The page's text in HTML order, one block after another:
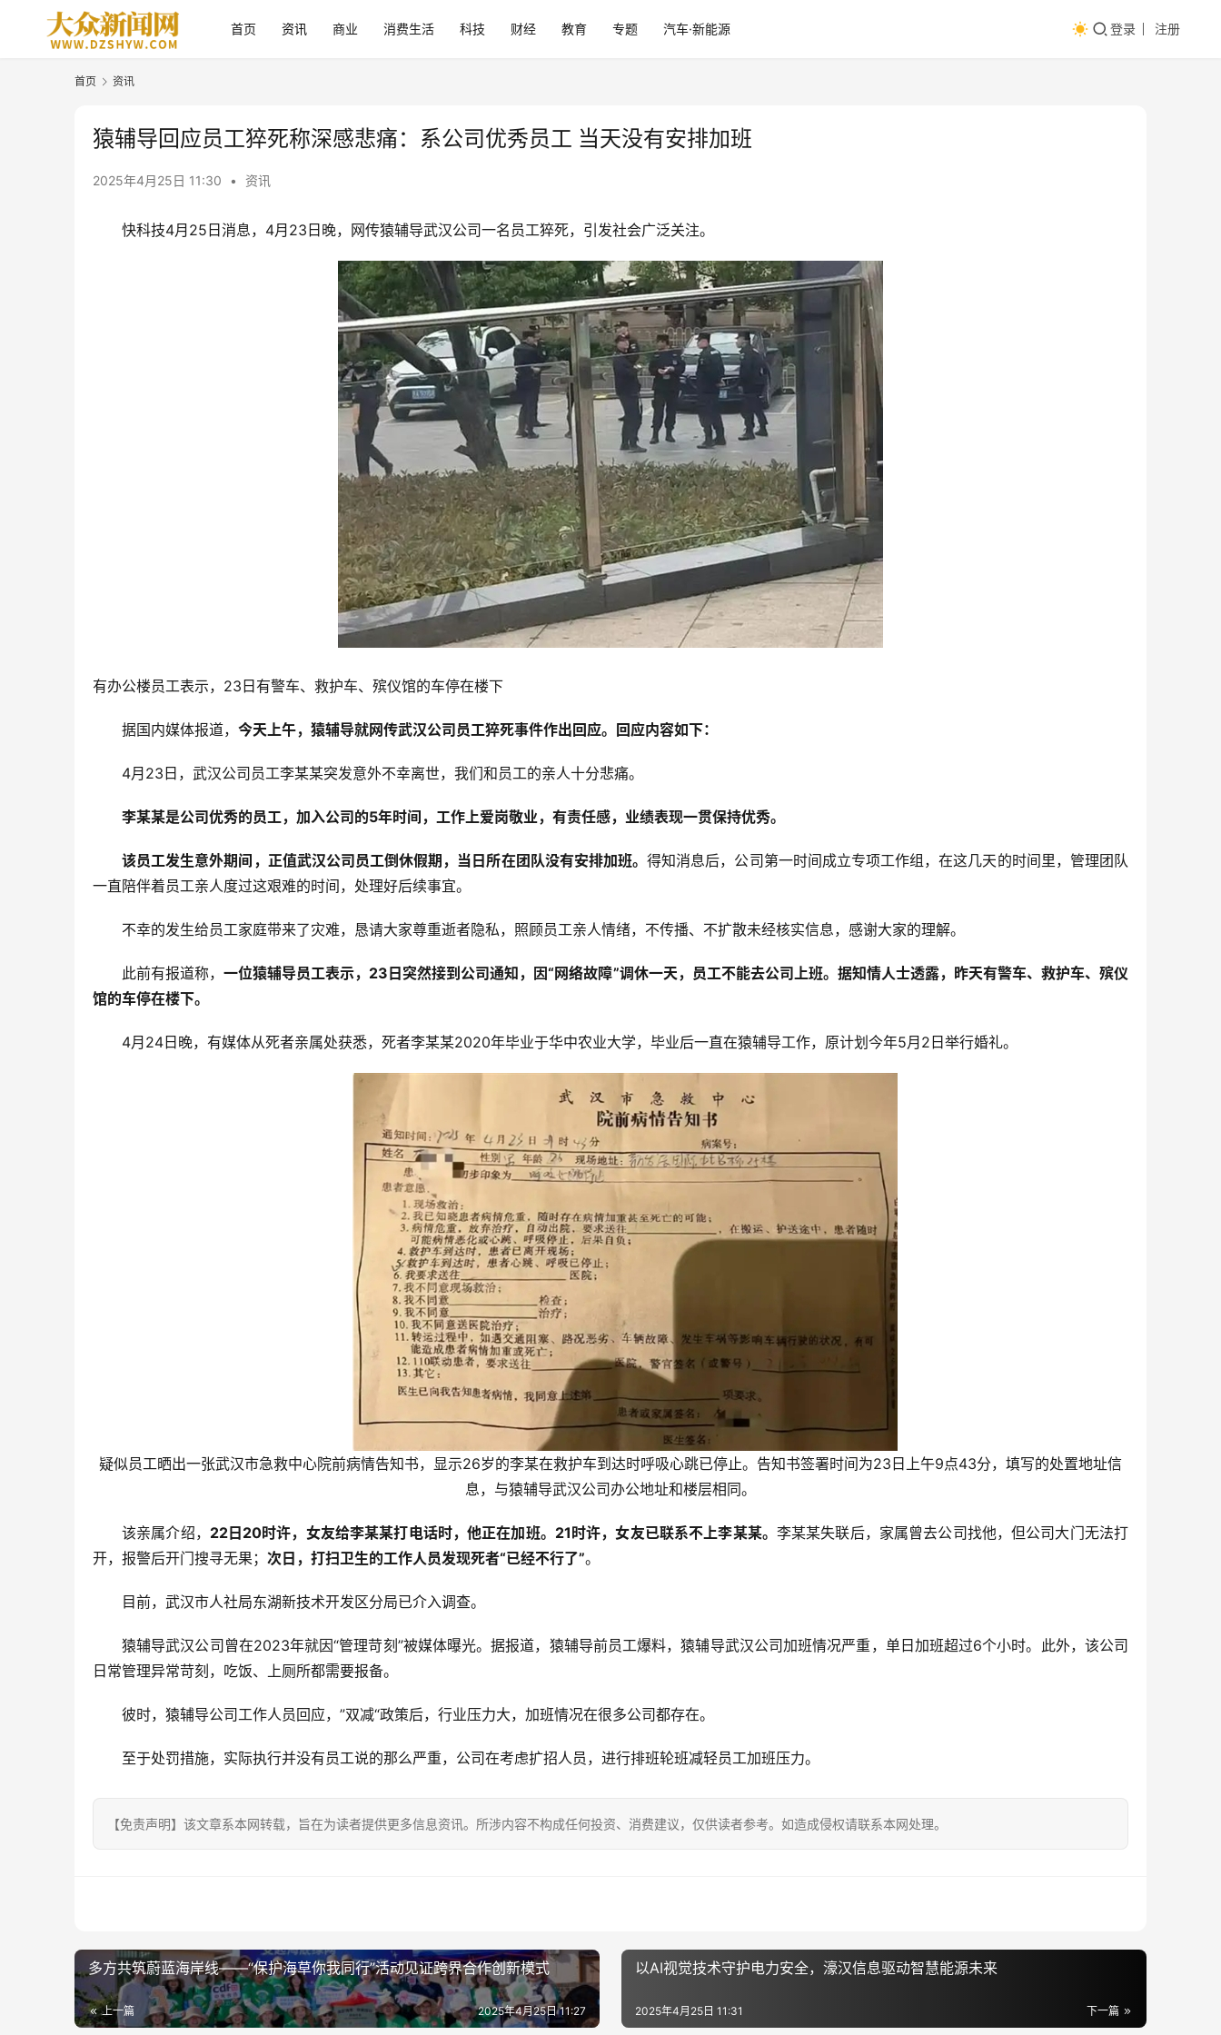
首页 资讯 商业 消费生活 科技 财经 教育 专题 汽车·新能源 登录 注册
首页 资讯
猿辅导回应员工猝死称深感悲痛：系公司优秀员工 当天没有安排加班
2025年4月25日 11:30 • 资讯
快科技4月25日消息，4月23日晚，网传猿辅导武汉公司一名员工猝死，引发社会广泛关注。
有办公楼员工表示，23日有警车、救护车、殡仪馆的车停在楼下
据国内媒体报道， 今天上午，猿辅导就网传武汉公司员工猝死事件作出回应。回应内容如下：
4月23日，武汉公司员工李某某突发意外不幸离世，我们和员工的亲人十分悲痛。
李某某是公司优秀的员工，加入公司的5年时间，工作上爱岗敬业，有责任感，业绩表现一贯保持优秀。
该员工发生意外期间，正值武汉公司员工倒休假期，当日所在团队没有安排加班。得知消息后，公司第一时间成立专项工作组，在这几天的时间里，管理团队
一直陪伴着员工亲人度过这艰难的时间，处理好后续事宜。
不幸的发生给员工家庭带来了灾难，恳请大家尊重逝者隐私，照顾员工亲人情绪，不传播、不扩散未经核实信息，感谢大家的理解。
此前有报道称，一位猿辅导员工表示，23日突然接到公司通知，因“网络故障”调休一天，员工不能去公司上班。据知情人士透露，昨天有警车、救护车、殡仪
馆的车停在楼下。
4月24日晚，有媒体从死者亲属处获悉，死者李某某2020年毕业于华中农业大学，毕业后一直在猿辅导工作，原计划今年5月2日举行婚礼。
疑似员工晒出一张武汉市急救中心院前病情告知书，显示26岁的李某在救护车到达时呼吸心跳已停止。告知书签署时间为23日上午9点43分，填写的处置地址信
息，与猿辅导武汉公司办公地址和楼层相同。
该亲属介绍， 22日20时许，女友给李某某打电话时，他正在加班。21时许，女友已联系不上李某某。 李某某失联后，家属曾去公司找他，但公司大门无法打
开，报警后开门搜寻无果； 次日，打扫卫生的工作人员发现死者“已经不行了”。
目前，武汉市人社局东湖新技术开发区分局已介入调查。
猿辅导武汉公司曾在2023年就因“管理苛刻”被媒体曝光。据报道，猿辅导前员工爆料，猿辅导武汉公司加班情况严重，单日加班超过6个小时。此外，该公司
日常管理异常苛刻，吃饭、上厕所都需要报备。
彼时，猿辅导公司工作人员回应，”双减“政策后，行业压力大，加班情况在很多公司都存在。
至于处罚措施，实际执行并没有员工说的那么严重，公司在考虑扩招人员，进行排班轮班减轻员工加班压力。
【免责声明】该文章系本网转载，旨在为读者提供更多信息资讯。所涉内容不构成任何投资、消费建议，仅供读者参考。如造成侵权请联系本网处理。
多方共筑蔚蓝海岸线——“保护海草你我同行”活动见证跨界合作创新模式
上一篇 2025年4月25日 11:27
以AI视觉技术守护电力安全，濠汉信息驱动智慧能源未来
下一篇
2025年4月25日 11:31